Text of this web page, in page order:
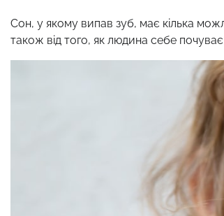
Сон, у якому випав зуб, має кілька
також від того, як людина себе